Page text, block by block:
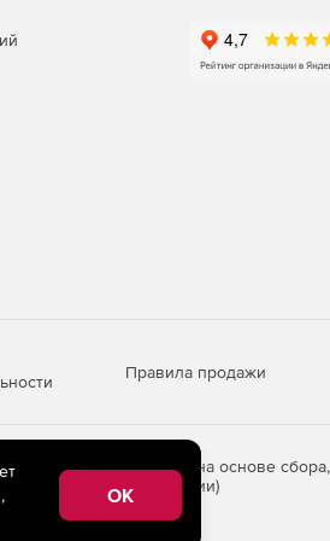
Правила продажи
информации на основе сбора,
Российской Федерации)
OK